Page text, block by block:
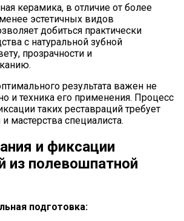
керамика, в отличие от более
эстетичных видов
добиться практически
с натуральной зубной
прозрачности и
результата важен не
и техника его применения. Процесс
таких реставраций требует
мастерства специалиста.
и фиксации
из полевошпатной
подготовка: